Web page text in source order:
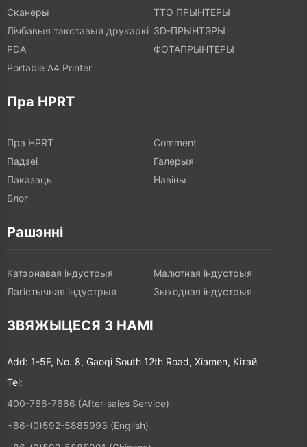
Сканеры
ТТО ПРЫНТЕРЫ
Лічбавыя тэкставыя друкаркі 3D-ПРЫНТЭРЫ
PDA
ФОТАПРЫНТЕРЫ
Portable A4 Printer
Пра HPRT
Пра HPRT
Comment
Падзеі
Галерыя
Паказаць
Навіны
Блог
Рашэнні
Катэрнавая індустрыя
Малютная індустрыя
Лагістычная індустрыя
Зыходная індустрыя
ЗВЯЖЫЦЕСЯ З НАМІ
Add: 1-5F, No. 8, Gaoqi South 12th Road, Xiamen, Кітай
Tel:
400-766-7666 (After-sales Service)
+86-(0)592-5885993 (English)